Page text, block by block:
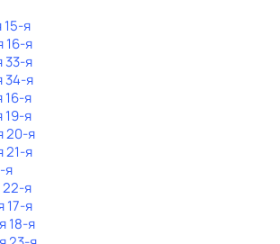
15-я
16-я
33-я
34-я
16-я
19-я
20-я
21-я
я
22-я
17-я
18-я